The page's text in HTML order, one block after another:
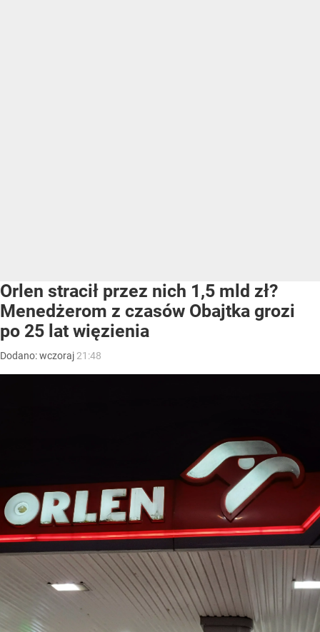
Orlen stracił przez nich 1,5 mld zł?
Menedżerom z czasów Obajtka grozi
po 25 lat więzienia
Dodano:wczoraj 21:48